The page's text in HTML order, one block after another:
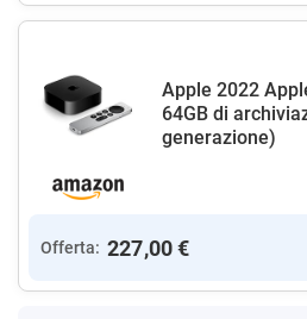
Apple 2022
64GB di
generazione)
Offerta: 227,00 €